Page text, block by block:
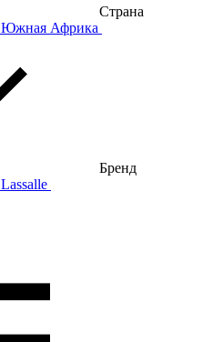
Страна
Южная Африка
Бренд
Lassalle